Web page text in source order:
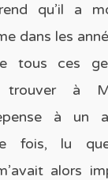
qu’il a
dans les
tous ces
trouver à
à un
fois, lu
alors